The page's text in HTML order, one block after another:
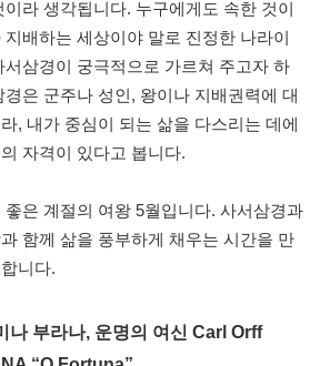
라 생각됩니다. 누구에게도 속한 것이
배하는 세상이야 말로 진정한 나라이
서삼경이 궁극적으로 가르쳐 주고자 하
은 군주나 성인, 왕이나 지배권력에 대
, 내가 중심이 되는 삶을 다스리는 데에
자격이 있다고 봅니다.
좋은 계절의 여왕 5월입니다. 사서삼경과
함께 삶을 풍부하게 채우는 시간을 만
니다.
나 부라나, 운명의 여신 Carl Orff